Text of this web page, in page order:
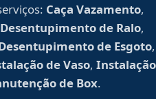
Caça Vazamento,
Desentupimento de Ralo,
de Esgoto,
de Vaso, Instalação
de Box.